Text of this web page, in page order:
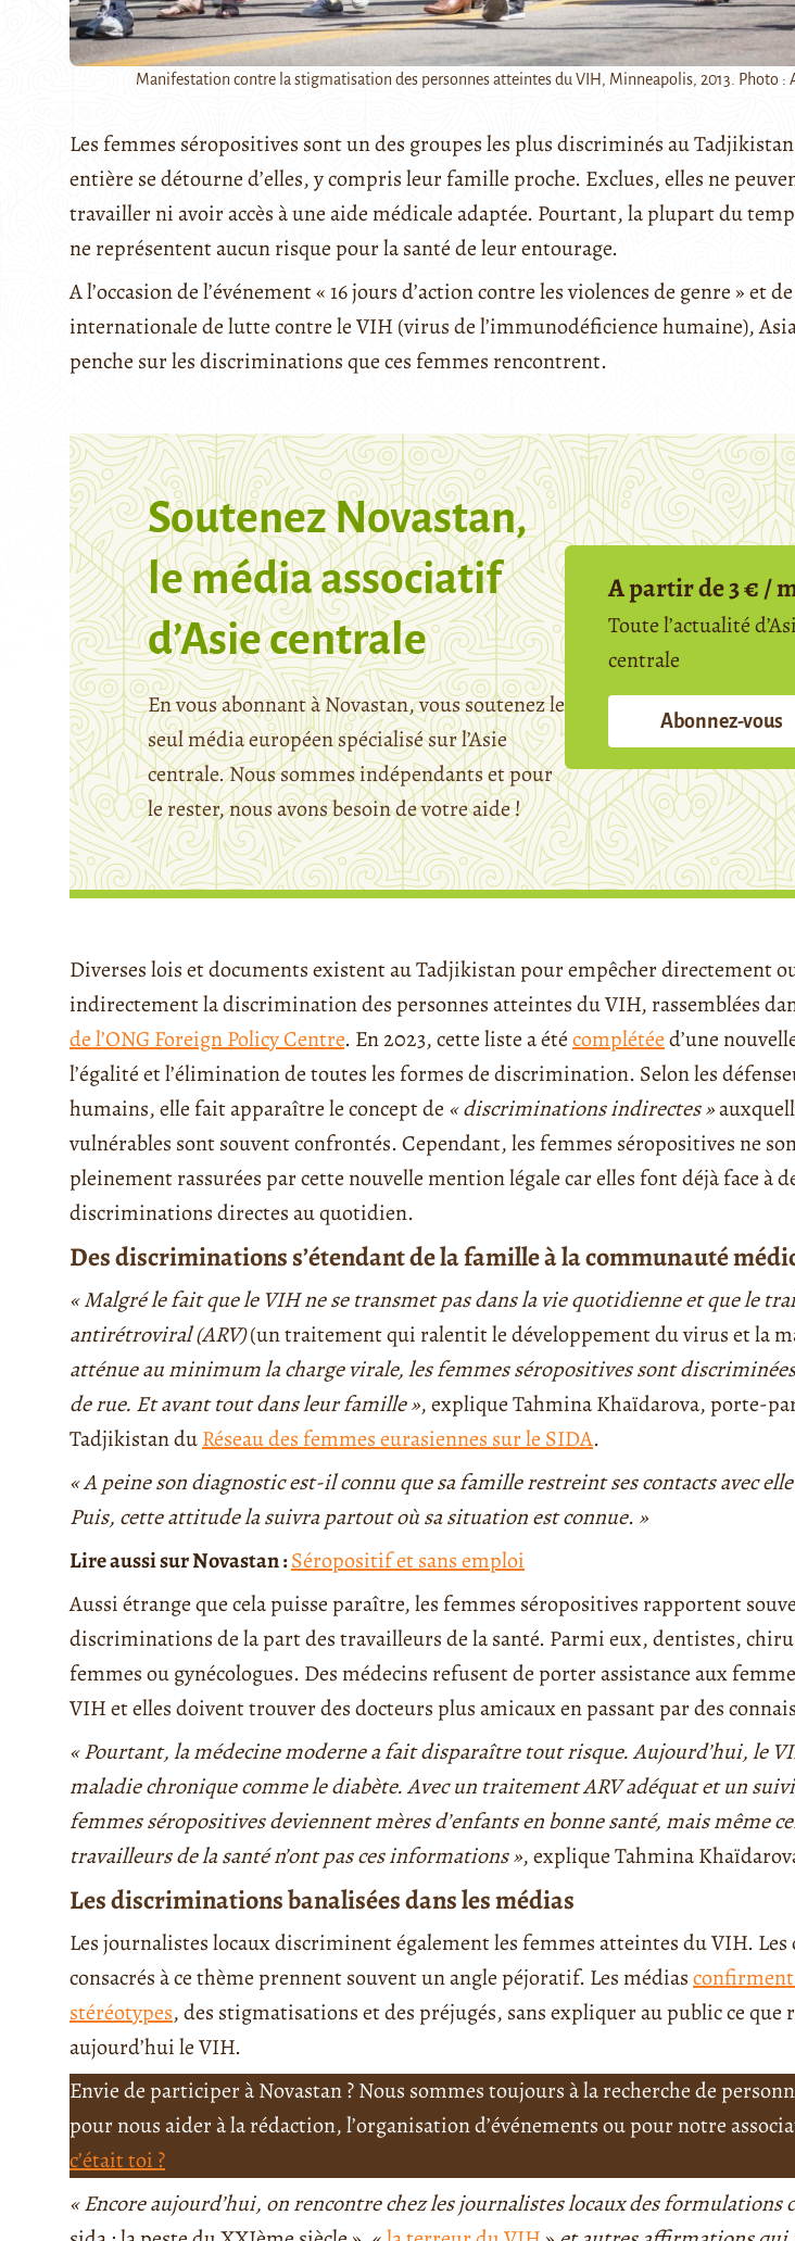
Manifestation contre la stigmatisation des personnes atteintes du VIH, Minneapolis, 2013. Photo :
Les femmes séropositives sont un des groupes les plus discriminés au
entière se détourne d’elles, y compris leur famille proche. Exclues, elles ne
travailler ni avoir accès à une aide médicale adaptée. Pourtant, la plupart du
ne représentent aucun risque pour la santé de leur entourage.
A l’occasion de l’événement « 16 jours d’action contre les violences de genre » et
internationale de lutte contre le VIH (virus de l’immunodéficience humaine),
penche sur les discriminations que ces femmes rencontrent.
Soutenez Novastan,
le média associatif
d’Asie centrale
En vous abonnant à Novastan, vous soutenez le
seul média européen spécialisé sur l’Asie
centrale. Nous sommes indépendants et pour
le rester, nous avons besoin de votre aide !
A partir de 3 € /
Toute l’actualité
centrale
Abonnez-vous
Diverses lois et documents existent au Tadjikistan pour empêcher directement
indirectement la discrimination des personnes atteintes du VIH, rassemblées
de l’ONG Foreign Policy Centre. En 2023, cette liste a étécomplétéed’une
l’égalité et l’élimination de toutes les formes de discrimination. Selon les
humains, elle fait apparaître le concept de « discriminations indirectes »
vulnérables sont souvent confrontés. Cependant, les femmes séropositives ne
pleinement rassurées par cette nouvelle mention légale car elles font déjà face à
discriminations directes au quotidien.
Des discriminations s’étendant de la famille à la communauté
« Malgré le fait que le VIH ne se transmet pas dans la vie quotidienne et que le
antirétroviral (ARV)(un traitement qui ralentit le développement du virus et la
atténue au minimum la charge virale, les femmes séropositives sont
de rue. Et avant tout dans leur famille », explique Tahmina Khaïdarova, porte-
Tadjikistan duRéseau des femmes eurasiennes sur le SIDA.
« A peine son diagnostic est-il connu que sa famille restreint ses contacts avec elle
Puis, cette attitude la suivra partout où sa situation est connue. »
Lire aussi sur Novastan :Séropositif et sans emploi
Aussi étrange que cela puisse paraître, les femmes séropositives rapportent
discriminations de la part des travailleurs de la santé. Parmi eux, dentistes,
femmes ou gynécologues. Des médecins refusent de porter assistance aux
VIH et elles doivent trouver des docteurs plus amicaux en passant par des
« Pourtant, la médecine moderne a fait disparaître tout risque. Aujourd’hui, le
maladie chronique comme le diabète. Avec un traitement ARV adéquat et un
femmes séropositives deviennent mères d’enfants en bonne santé, mais même
travailleurs de la santé n’ont pas ces informations», explique Tahmina
Les discriminations banalisées dans les médias
Les journalistes locaux discriminent également les femmes atteintes du VIH. Les
consacrés à ce thème prennent souvent un angle péjoratif. Les médias
stéréotypes, des stigmatisations et des préjugés, sans expliquer au public ce que
aujourd’hui le VIH.
Envie de participer à Novastan ? Nous sommes toujours à la recherche de
pour nous aider à la rédaction, l’organisation d’événements ou pour notre
c’était toi ?
« Encore aujourd’hui, on rencontre chez les journalistes locaux des formulations